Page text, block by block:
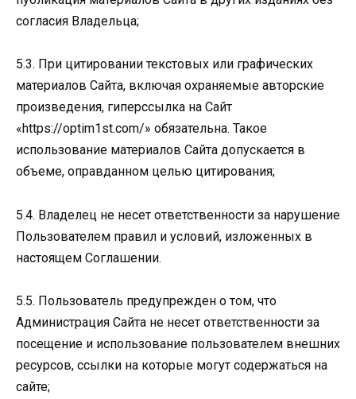
согласия Владельца;
5.3. При цитировании текстовых или графических
материалов Сайта, включая охраняемые авторские
произведения, гиперссылка на Сайт
«https://optim1st.com/» обязательна. Такое
использование материалов Сайта допускается в
объеме, оправданном целью цитирования;
5.4. Владелец не несет ответственности за нарушение
Пользователем правил и условий, изложенных в
настоящем Соглашении.
5.5. Пользователь предупрежден о том, что
Администрация Сайта не несет ответственности за
посещение и использование пользователем внешних
ресурсов, ссылки на которые могут содержаться на
сайте;